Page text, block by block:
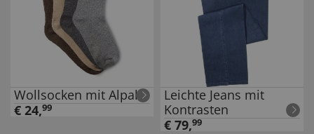
Wollsocken mit Alpaka
€ 24,99
Leichte Jeans mit
Kontrasten
€ 79,99